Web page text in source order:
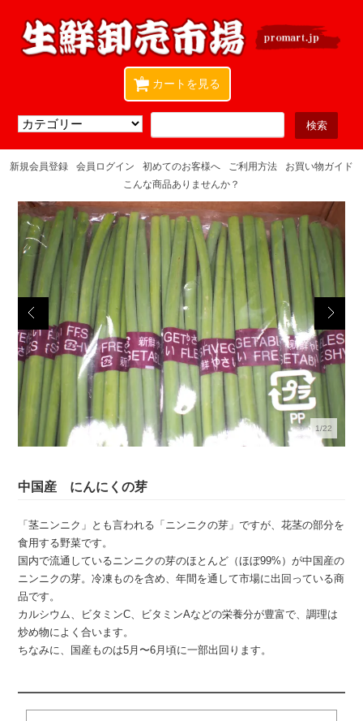
カートを見る
0
新規会員登録 会員ログイン 初めてのお客様へ ご利用方法
お買い物ガイド
こんな商品ありませんか？
1/22
中国産 にんにくの芽
「茎ニンニク」とも言われる「ニンニクの芽」ですが、花茎の部分を
食用する野菜です。
国内で流通しているニンニクの芽のほとんど（ほぼ99%）が中国産の
ニンニクの芽。冷凍ものを含め、年間を通して市場に出回っている商
品です。
カルシウム、ビタミンC、ビタミンAなどの栄養分が豊富で、調理は
炒め物によく合います。
ちなみに、国産ものは5月〜6月頃に一部出回ります。